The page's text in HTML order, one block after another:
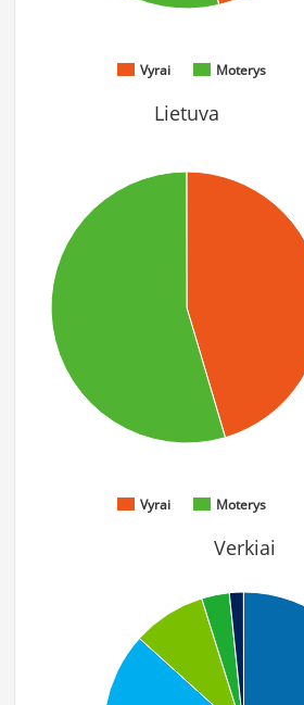
Vyrai Moterys
Lietuva
Vyrai Moterys
Verkiai